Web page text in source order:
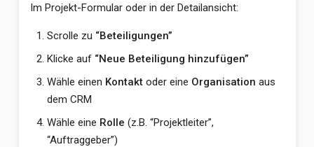
Im Projekt-Formular oder in der Detailansicht:
Scrolle zu “Beteiligungen”
Klicke auf “Neue Beteiligung hinzufügen”
Wähle einen Kontaktoder eine Organisation aus
dem CRM
Wähle eine Rolle (z.B. “Projektleiter”,
“Auftraggeber”)